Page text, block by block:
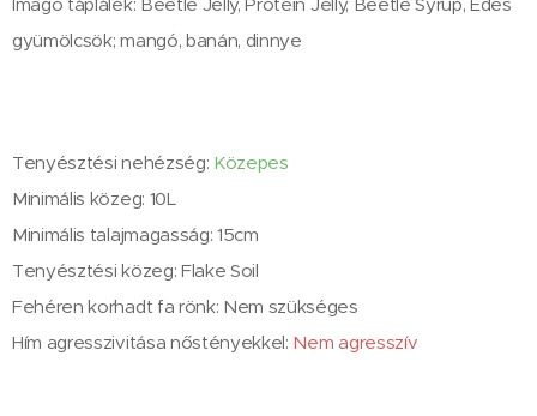
gyümölcsök; mangó, banán, dinnye
Tenyésztési nehézség: Közepes
Minimális közeg: 10L
Minimális talajmagasság: 15cm
Tenyésztési közeg: Flake Soil
Fehéren korhadt fa rönk: Nem szükséges
Hím agresszivitása nőstényekkel: Nem agresszív